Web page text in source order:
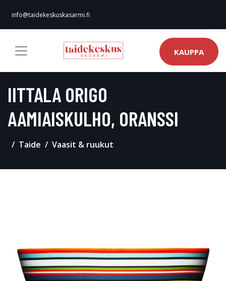
info@taidekeskuskasarmi.fi
KAUPPA
IITTALA ORIGO
AAMIAISKULHO, ORANSSI
Taide Vaasit & ruukut